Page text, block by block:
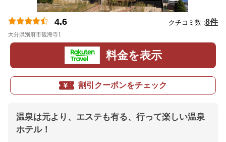
4.6 クチコミ数 :8件
大分県別府市観海寺1
料金を表示
割引クーポンをチェック
温泉は元より、エステも有る、行って楽しい温泉
ホテル！